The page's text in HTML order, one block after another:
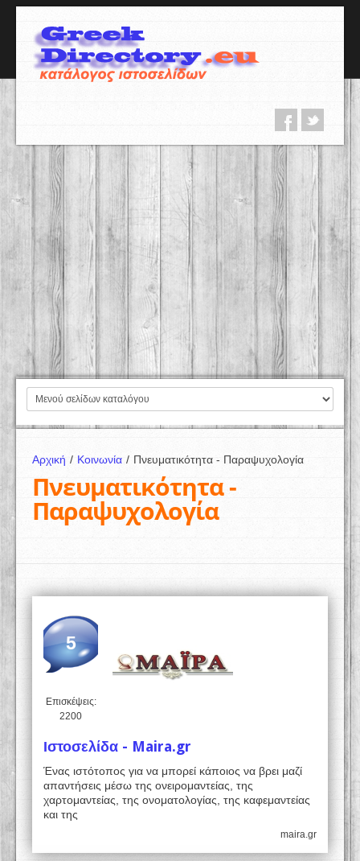
Αρχική / Κοινωνία / Πνευματικότητα - Παραψυχολογία
Πνευματικότητα -
Παραψυχολογία
5
Επισκέψεις:
2200
Ιστοσελίδα - Maira.gr
Ένας ιστότοπος για να μπορεί κάποιος να βρει μαζί
απαντήσεις μέσω της ονειρομαντείας, της
χαρτομαντείας, της ονοματολογίας, της καφεμαντείας
και της
maira.gr